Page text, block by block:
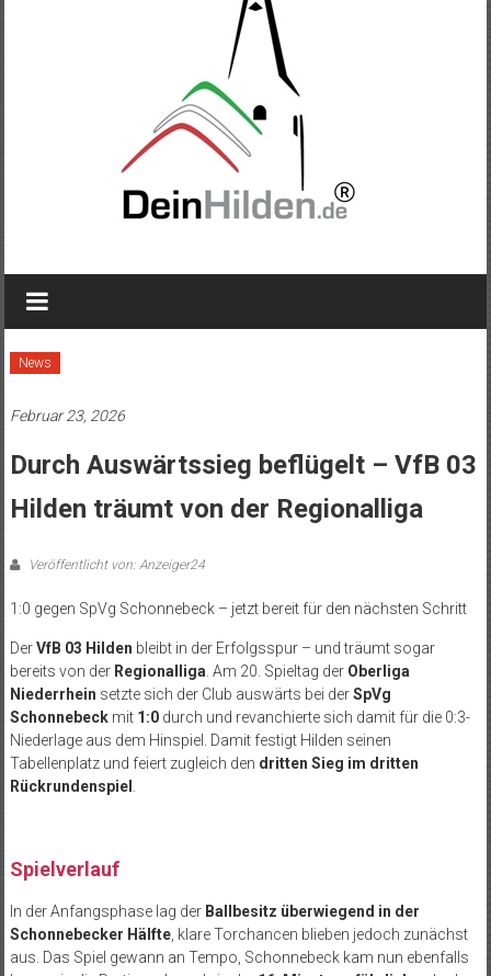
News
Februar 23, 2026
Durch Auswärtssieg beflügelt – VfB 03
Hilden träumt von der Regionalliga
Veröffentlicht von: Anzeiger24
1:0 gegen SpVg Schonnebeck – jetzt bereit für den nächsten Schritt
DerVfB 03 Hilden bleibt in der Erfolgsspur – und träumt sogar
bereits von der Regionalliga . Am 20. Spieltag der Oberliga
Niederrhein setzte sich der Club auswärts bei derSpVg
Schonnebeckmit 1:0durch und revanchierte sich damit für die 0:3-
Niederlage aus dem Hinspiel. Damit festigt Hilden seinen
Tabellenplatz und feiert zugleich den dritten Sieg im dritten
Rückrundenspiel
Spielverlauf
In der Anfangsphase lag der Ballbesitz überwiegend in der
Schonnebecker Hälfte, klare Torchancen blieben jedoch zunächst
aus. Das Spiel gewann an Tempo, Schonnebeck kam nun ebenfalls